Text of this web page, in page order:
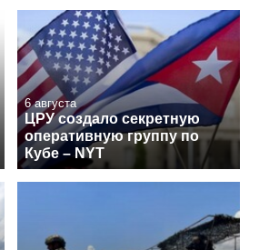
6 августа
ЦРУ создало секретную
оперативную группу по
Кубе – NYT